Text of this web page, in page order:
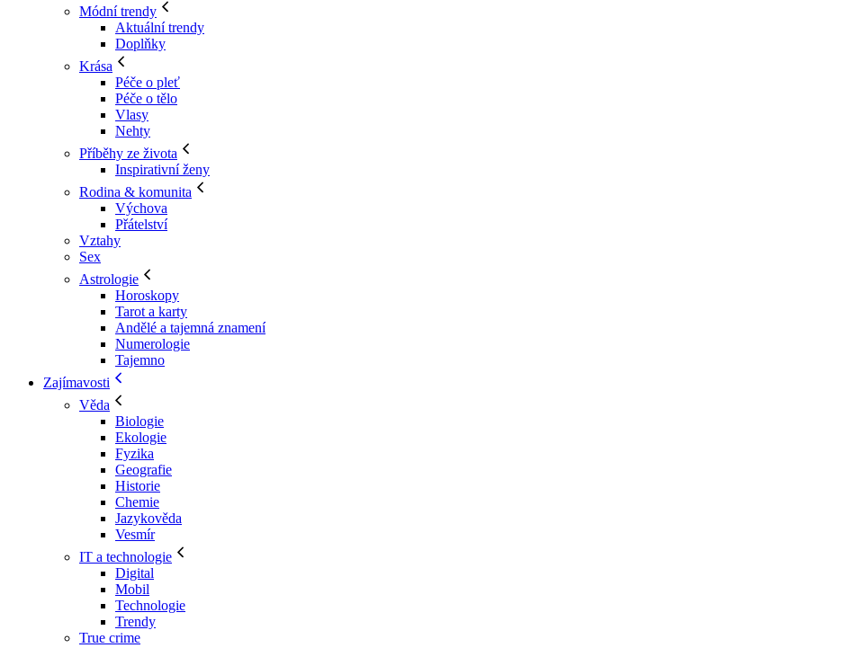
Módní trendy
Aktuální trendy
Doplňky
Krása
Péče o pleť
Péče o tělo
Vlasy
Nehty
Příběhy ze života
Inspirativní ženy
Rodina & komunita
Výchova
Přátelství
Vztahy
Sex
Astrologie
Horoskopy
Tarot a karty
Andělé a tajemná znamení
Numerologie
Tajemno
Zajímavosti
Věda
Biologie
Ekologie
Fyzika
Geografie
Historie
Chemie
Jazykověda
Vesmír
IT a technologie
Digital
Mobil
Technologie
Trendy
True crime